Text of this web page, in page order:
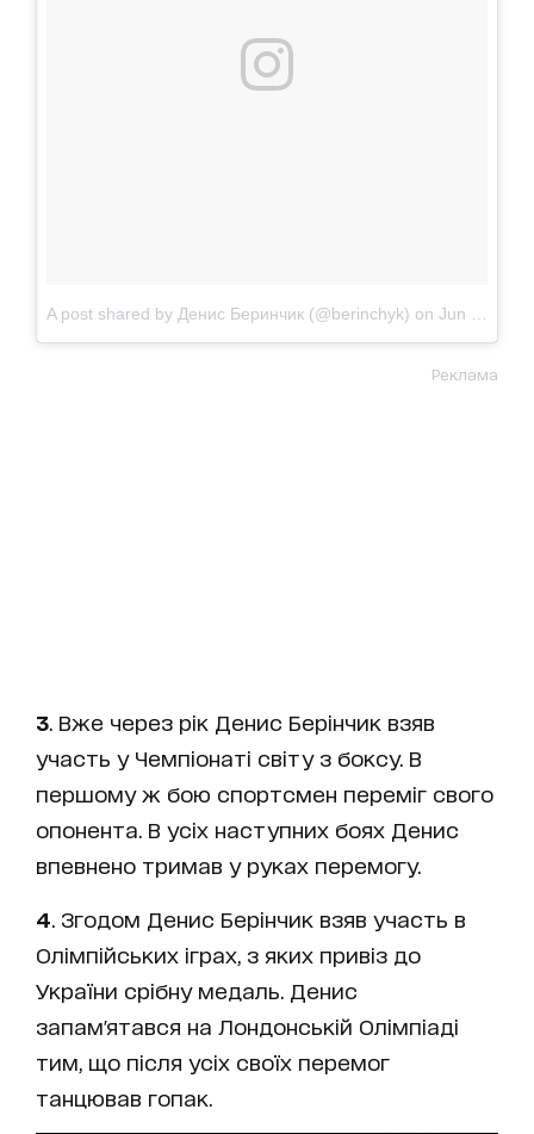
A post shared by Денис Беринчик (@berinchyk) on Jun 26, 2018 at 8:17am PDT
Реклама
3 . Вже через рік Денис Берінчик взяв
участь у Чемпіонаті світу з боксу. В
першому ж бою спортсмен переміг свого
опонента. В усіх наступних боях Денис
впевнено тримав у руках перемогу.
4 . Згодом Денис Берінчик взяв участь в
Олімпійських іграх, з яких привіз до
України срібну медаль. Денис
запам'ятався на Лондонській Олімпіаді
тим, що після усіх своїх перемог
танцював гопак.